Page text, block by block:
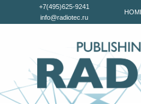
+7(495)625-9241
info@radiotec.ru